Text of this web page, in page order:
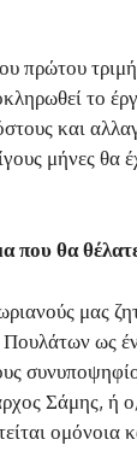
πρώτου
το
και
μήνες
που θα
μας
ως
Σάμης, ή
ομόνοια